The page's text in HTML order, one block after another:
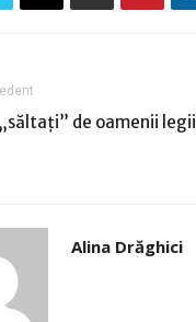
de oamenii legii
Alina Drăghici